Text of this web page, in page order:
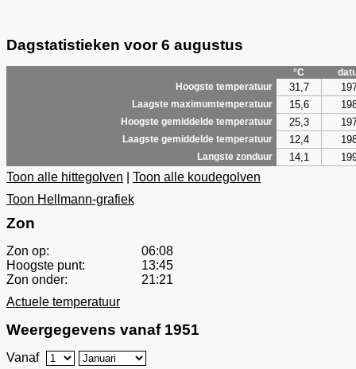
Dagstatistieken voor 6 augustus
°C
Hoogste temperatuur
31,7
Laagste maximumtemperatuur 15,6
Hoogste gemiddelde temperatuur 25,3
Laagste gemiddelde temperatuur 12,4
Langste zonduur 14,1
Toon alle hittegolven
Toon alle koudegolven
Toon Hellmann-grafiek
Zon
Zon op:
06:08
Hoogste punt:
13:45
Zon onder:
21:21
Actuele temperatuur
Weergegevens vanaf 1951
Vanaf